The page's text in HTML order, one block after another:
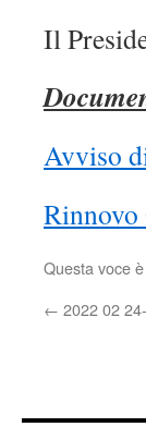
Il
Avviso
Rinnovo
Questa voce
← 2022 02